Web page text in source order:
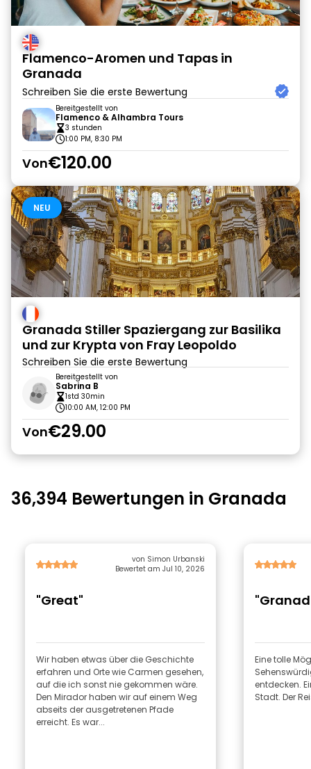
Flamenco-Aromen und Tapas in
Granada
Schreiben Sie die erste Bewertung
Bereitgestellt von
Flamenco & Alhambra Tours
3 stunden
1:00 PM, 8:30 PM
Von€120.00
NEU
Granada Stiller Spaziergang zur Basilika
und zur Krypta von Fray Leopoldo
Schreiben Sie die erste Bewertung
Bereitgestellt von
Sabrina B
1std 30min
10:00 AM, 12:00 PM
Von€29.00
36,394 Bewertungen in Granada
von Simon Urbanski
Bewertet am Jul 10, 2026
"Great"
Wir haben etwas über die Geschichte
erfahren und Orte wie Carmen gesehen,
auf die ich sonst nie gekommen wäre.
Den Mirador haben wir auf einem Weg
abseits der ausgetretenen Pfade
erreicht. Es war...
Eine tolle
entdecken.
Stadt. Der